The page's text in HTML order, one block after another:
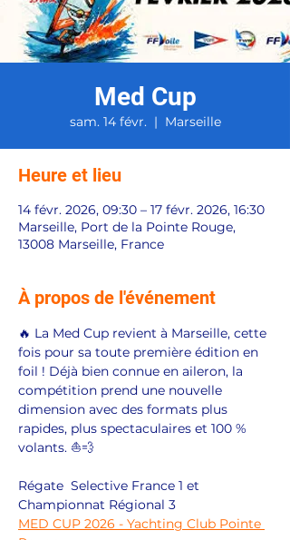
Med Cup
sam. 14 févr.
  |
Marseille
Heure et lieu
14 févr. 2026, 09:30 – 17 févr. 2026, 16:30
Marseille, Port de la Pointe Rouge,
13008 Marseille, France
À propos de l'événement
🔥 La Med Cup revient à Marseille, cette
fois pour sa toute première édition en
foil ! Déjà bien connue en aileron, la
compétition prend une nouvelle
dimension avec des formats plus
rapides, plus spectaculaires et 100 %
volants. ⛵💨
Régate  Selective France 1 et
Championnat Régional 3
MED CUP 2026 - Yachting Club Pointe